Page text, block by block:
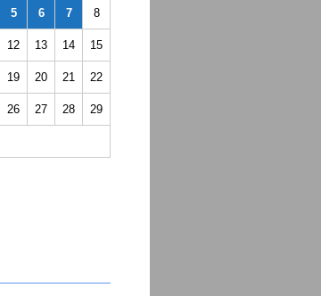
5 6 7 8
12 13 14 15
19 20 21 22
26 27 28 29